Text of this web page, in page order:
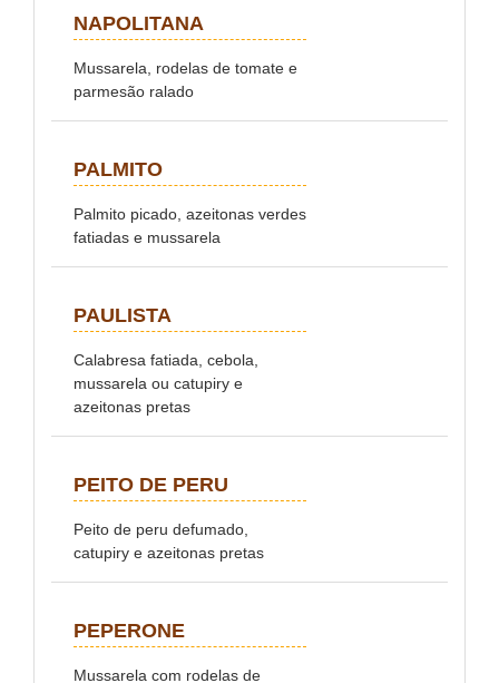
NAPOLITANA
Mussarela, rodelas de tomate e
parmesão ralado
PALMITO
Palmito picado, azeitonas verdes
fatiadas e mussarela
PAULISTA
Calabresa fatiada, cebola,
mussarela ou catupiry e
azeitonas pretas
PEITO DE PERU
Peito de peru defumado,
catupiry e azeitonas pretas
PEPERONE
Mussarela com rodelas de